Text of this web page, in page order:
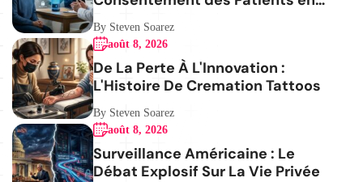
Question
By Steven Soarez
août 8, 2026
De La Perte À L'Innovation :
L'Histoire De Cremation Tattoos
By Steven Soarez
août 8, 2026
Surveillance Américaine : Le
Débat Explosif Sur La Vie Privée